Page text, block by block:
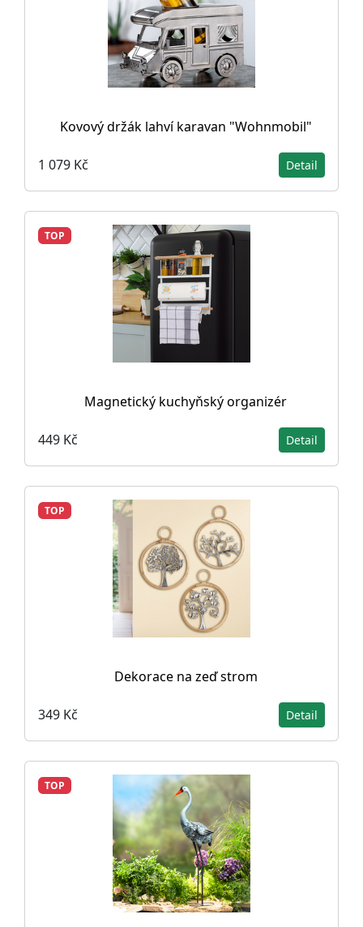
Kovový držák lahví karavan "Wohnmobil"
1 079 Kč Detail
TOP
Magnetický kuchyňský organizér
449 Kč Detail
TOP
Dekorace na zeď strom
349 Kč Detail
TOP